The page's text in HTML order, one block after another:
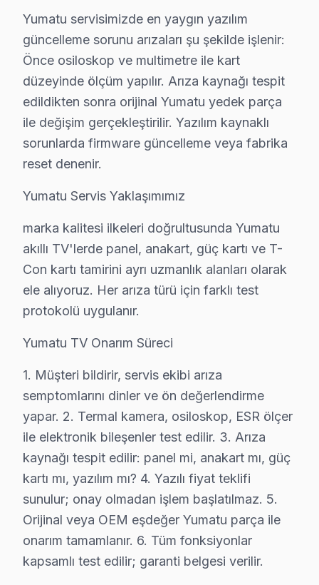
Zeytinburnu Yumatu TV Arızaları –
Yumatu akıllı TV'niz sorun mu çıkarıyor?
Yumatu televizyonlarda sık karşılaşılan arıza türleri
• Zeytinburnu'de Siyah Ekran / Görüntü Yok: LED
• Zeytinburnu'de Görüntü Var Ses Yok: Ses kartı
• Zeytinburnu'de Kırmızı Işık Yanıp Sönüyor: Güç
• Zeytinburnu'de Smart LED TV Donuyor: Firmware
• Zeytinburnu'de görüntüleme sistemi Açılmıyor:
Zeytinburnu bölgenizdeki Yumatu televizyon paneli
Yumatu TV Teknik Rehberi: Panel, Teşhis ve
Yumatu televizyonlarınızın tamir ve bakımında
Yumatu TV Teknik Profil ve Servis Rehberi
Yumatu televizyon ünitesi Teknik Servis Rehberi
Yumatu panel'lerde En Sık Karşılaşılan Arızalar
Yumatu servisimizde en yaygın yazılım güncelleme
bu marka Servis Yaklaşımımız
marka kalitesi ilkeleri doğrultusunda Yumatu akıllı
bu TV TV Onarım Süreci
1. Müşteri bildirir, servis ekibi arıza semptomlarını
2. Termal kamera, osiloskop, ESR ölçer ile elektronik
3. Arıza kaynağı tespit edilir: panel mi, anakart mı, güç
Yumatu servisimizde en yaygın yazılım
güncelleme sorunu arızaları şu şekilde işlenir:
Önce osiloskop ve multimetre ile kart
düzeyinde ölçüm yapılır. Arıza kaynağı tespit
edildikten sonra orijinal Yumatu yedek parça
ile değişim gerçekleştirilir. Yazılım kaynaklı
sorunlarda firmware güncelleme veya fabrika
reset denenir.
Yumatu Servis Yaklaşımımız
marka kalitesi ilkeleri doğrultusunda Yumatu
akıllı TV'lerde panel, anakart, güç kartı ve T-
Con kartı tamirini ayrı uzmanlık alanları olarak
ele alıyoruz. Her arıza türü için farklı test
protokolü uygulanır.
Yumatu TV Onarım Süreci
1. Müşteri bildirir, servis ekibi arıza
semptomlarını dinler ve ön değerlendirme
yapar. 2. Termal kamera, osiloskop, ESR ölçer
ile elektronik bileşenler test edilir. 3. Arıza
kaynağı tespit edilir: panel mi, anakart mı, güç
kartı mı, yazılım mı? 4. Yazılı fiyat teklifi
sunulur; onay olmadan işlem başlatılmaz. 5.
Orijinal veya OEM eşdeğer Yumatu parça ile
onarım tamamlanır. 6. Tüm fonksiyonlar
kapsamlı test edilir; garanti belgesi verilir.